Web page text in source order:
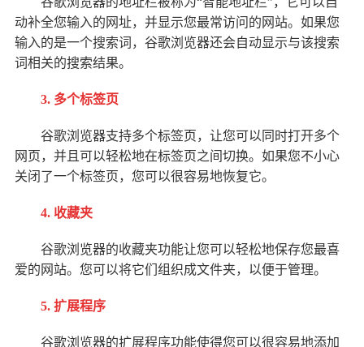
动补全您输入的网址，并显示您最常访问的网站。如果您
输入的是一个搜索词，谷歌浏览器还会自动显示与该搜索
词相关的搜索结果。
3. 多个标签页
谷歌浏览器支持多个标签页，让您可以同时打开多个
网页，并且可以轻松地在标签页之间切换。如果您不小心
关闭了一个标签页，您可以很容易地恢复它。
4. 收藏夹
谷歌浏览器的收藏夹功能让您可以轻松地保存您最喜
爱的网站。您可以将它们组织成文件夹，以便于管理。
5. 扩展程序
谷歌浏览器的扩展程序功能使得您可以很容易地添加